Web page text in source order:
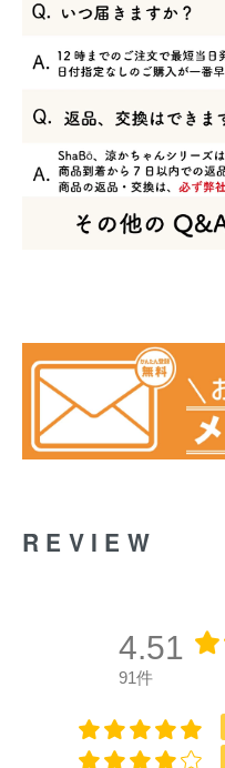
REVIEW
4.51
91件